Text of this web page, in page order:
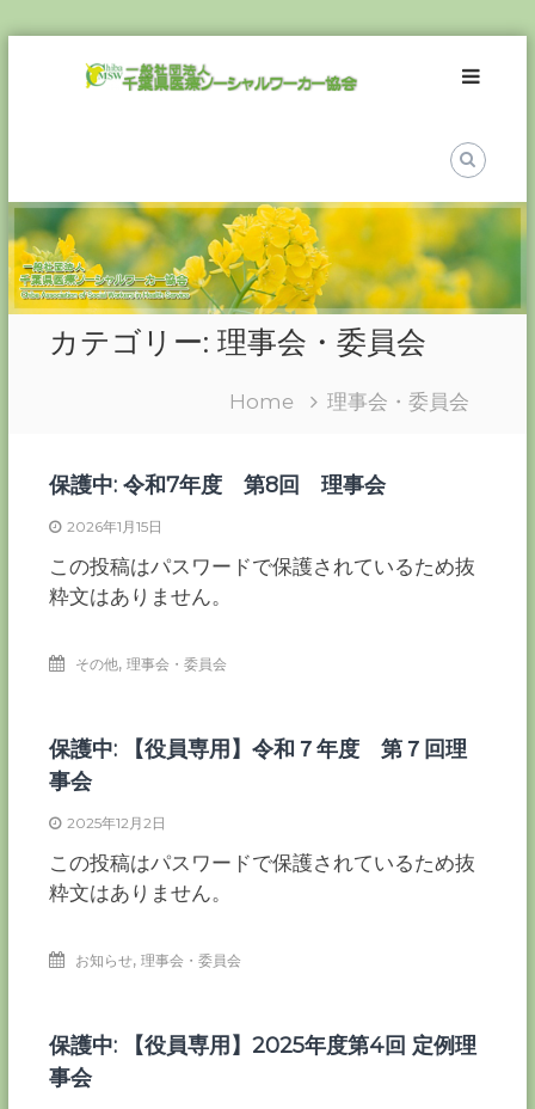
一
般
人
千
葉
県
医
療
ル
ワ
カ
ー
会
な
ぐ
つ
る
葉
の
力
カテゴリー:理事会・委員会
Home 理事会・委員会
保護中: 令和7年度 第8回 理事会
2026年1月15日
この投稿はパスワードで保護されているため抜
粋文はありません。
その他,理事会・委員会
保護中: 【役員専用】令和７年度 第７回理
事会
2025年12月2日
この投稿はパスワードで保護されているため抜
粋文はありません。
お知らせ,理事会・委員会
保護中: 【役員専用】2025年度第4回 定例理
事会